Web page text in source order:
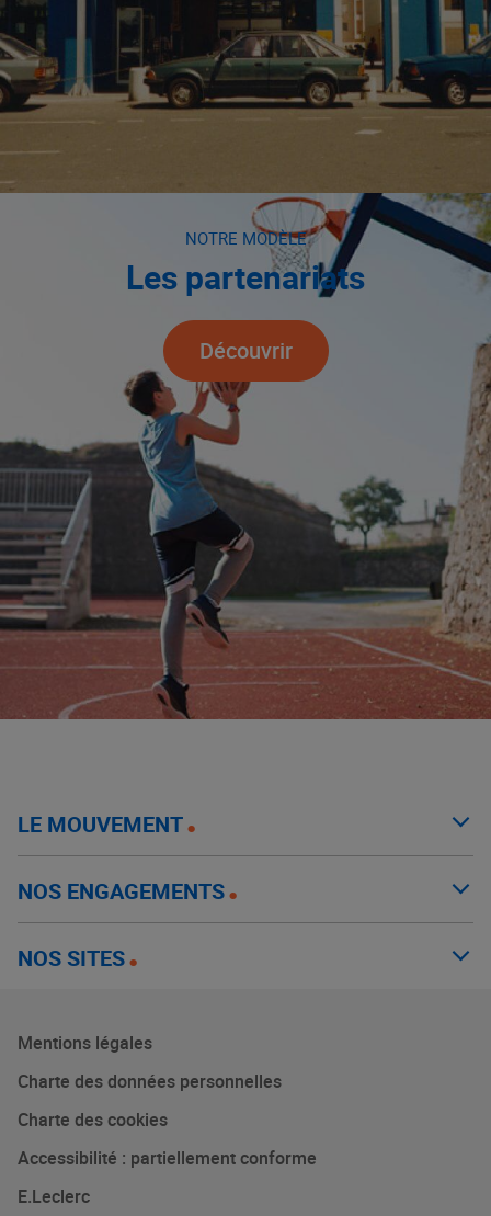
NOTRE MODÈLE
Les partenariats
Découvrir
LE MOUVEMENT
NOS ENGAGEMENTS
NOS SITES
Mentions légales
Charte des données personnelles
Charte des cookies
Accessibilité : partiellement conforme
E.Leclerc